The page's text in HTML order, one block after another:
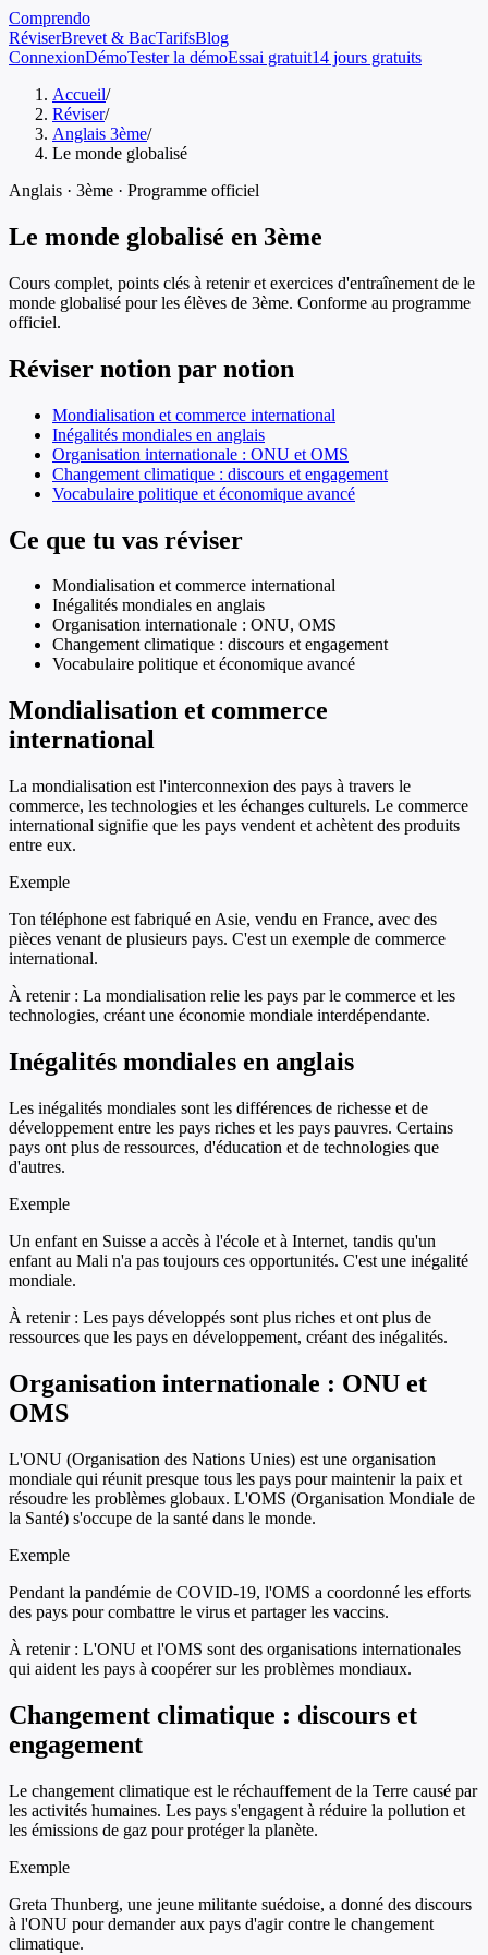
Comprendo
RéviserBrevet & BacTarifsBlog
ConnexionDémoTester la démoEssai gratuit14 jours gratuits
Accueil/
Réviser/
Anglais 3ème/
Le monde globalisé
Anglais · 3ème · Programme officiel
Le monde globalisé en 3ème
Cours complet, points clés à retenir et exercices d'entraînement de le
monde globalisé pour les élèves de 3ème. Conforme au programme
officiel.
Réviser notion par notion
Mondialisation et commerce international
Inégalités mondiales en anglais
Organisation internationale : ONU et OMS
Changement climatique : discours et engagement
Vocabulaire politique et économique avancé
Ce que tu vas réviser
Mondialisation et commerce international
Inégalités mondiales en anglais
Organisation internationale : ONU, OMS
Changement climatique : discours et engagement
Vocabulaire politique et économique avancé
Mondialisation et commerce
international
La mondialisation est l'interconnexion des pays à travers le
commerce, les technologies et les échanges culturels. Le commerce
international signifie que les pays vendent et achètent des produits
entre eux.
Exemple
Ton téléphone est fabriqué en Asie, vendu en France, avec des
pièces venant de plusieurs pays. C'est un exemple de commerce
international.
À retenir : La mondialisation relie les pays par le commerce et les
technologies, créant une économie mondiale interdépendante.
Inégalités mondiales en anglais
Les inégalités mondiales sont les différences de richesse et de
développement entre les pays riches et les pays pauvres. Certains
pays ont plus de ressources, d'éducation et de technologies que
d'autres.
Exemple
Un enfant en Suisse a accès à l'école et à Internet, tandis qu'un
enfant au Mali n'a pas toujours ces opportunités. C'est une inégalité
mondiale.
À retenir : Les pays développés sont plus riches et ont plus de
ressources que les pays en développement, créant des inégalités.
Organisation internationale : ONU et
OMS
L'ONU (Organisation des Nations Unies) est une organisation
mondiale qui réunit presque tous les pays pour maintenir la paix et
résoudre les problèmes globaux. L'OMS (Organisation Mondiale de
la Santé) s'occupe de la santé dans le monde.
Exemple
Pendant la pandémie de COVID-19, l'OMS a coordonné les efforts
des pays pour combattre le virus et partager les vaccins.
À retenir : L'ONU et l'OMS sont des organisations internationales
qui aident les pays à coopérer sur les problèmes mondiaux.
Changement climatique : discours et
engagement
Le changement climatique est le réchauffement de la Terre causé par
les activités humaines. Les pays s'engagent à réduire la pollution et
les émissions de gaz pour protéger la planète.
Exemple
Greta Thunberg, une jeune militante suédoise, a donné des discours
à l'ONU pour demander aux pays d'agir contre le changement
climatique.